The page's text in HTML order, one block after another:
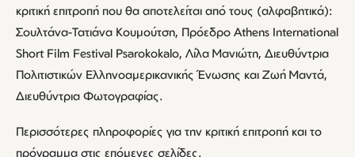
κριτική επιτροπή που θα αποτελείται από τους (αλφαβητικά):
Σουλτάνα-Τατιάνα Κουμούτση, Πρόεδρο Αthens International
Short Film Festival Psarokokalo, Λίλα Μανιώτη, Διευθύντρια
Πολιτιστικών Ελληνοαμερικανικής Ένωσης και Ζωή Μαντά,
Διευθύντρια Φωτογραφίας.
Περισσότερες πληροφορίες για την κριτική επιτροπή και το
πρόγραμμα στις επόμενες σελίδες.